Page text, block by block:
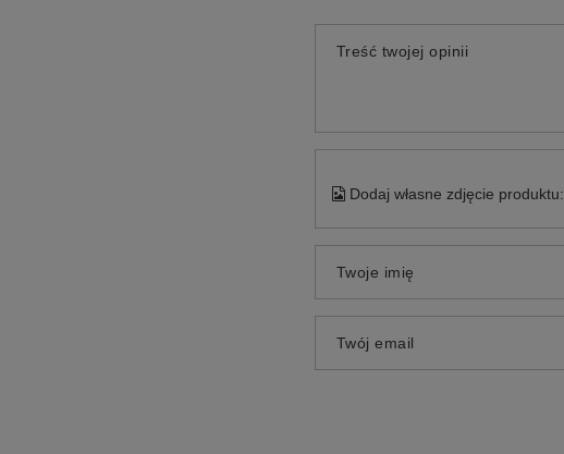
Treść twojej opinii
Dodaj własne zdjęcie produktu:
Twoje imię
Twój email